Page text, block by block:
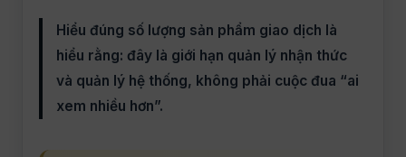
Hiểu đúng số lượng sản phẩm giao dịch là
hiểu rằng: đây là giới hạn quản lý nhận thức
và quản lý hệ thống, không phải cuộc đua “ai
xem nhiều hơn”.